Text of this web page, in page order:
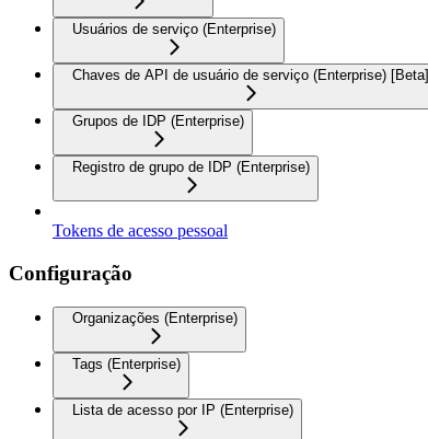
Usuários de serviço (Enterprise)
Chaves de API de usuário de serviço (Enterprise) [Beta]
Grupos de IDP (Enterprise)
Registro de grupo de IDP (Enterprise)
Tokens de acesso pessoal
Configuração
Organizações (Enterprise)
Tags (Enterprise)
Lista de acesso por IP (Enterprise)